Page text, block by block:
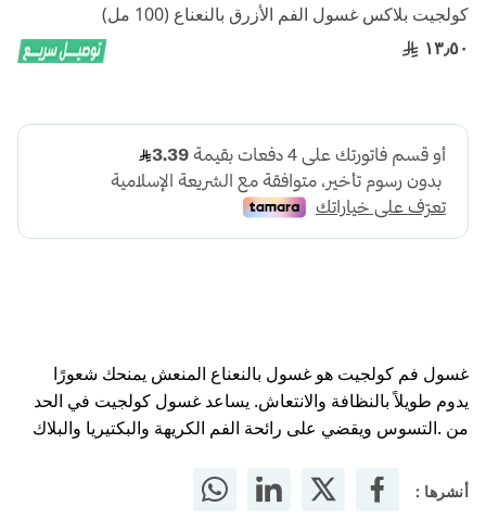
كولجيت بلاكس غسول الفم الأزرق بالنعناع (100 مل)
١٣٫٥٠
غسول فم كولجيت هو غسول بالنعناع المنعش يمنحك شعورًا
يدوم طويلاً بالنظافة والانتعاش. يساعد غسول كولجيت في الحد
من .التسوس ويقضي على رائحة الفم الكريهة والبكتيريا والبلاك
أنشرها :
الصور